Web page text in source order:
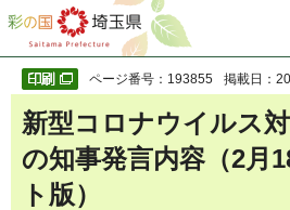
彩の国 埼玉県
ページ番号：193855 掲載日：
新型コロナウイルス
の知事発言内容 （2月
ト版）